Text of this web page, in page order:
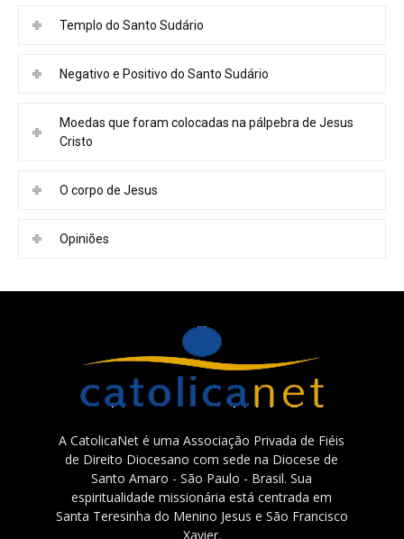
Templo do Santo Sudário
Negativo e Positivo do Santo Sudário
Moedas que foram colocadas na pálpebra de Jesus
Cristo
O corpo de Jesus
Opiniões
A CatolicaNet é uma Associação Privada de Fiéis
de Direito Diocesano com sede na Diocese de
Santo Amaro - São Paulo - Brasil. Sua
espiritualidade missionária está centrada em
Santa Teresinha do Menino Jesus e São Francisco
Xavier.